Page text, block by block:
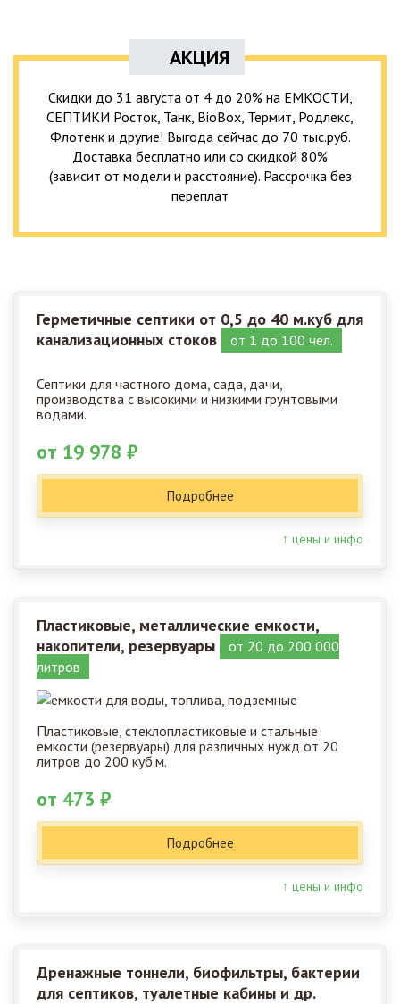
АКЦИЯ
Скидки до 31 августа от 4 до 20% на ЕМКОСТИ,
СЕПТИКИ Росток, Танк, BioBox, Термит, Родлекс,
Флотенк и другие! Выгода сейчас до 70 тыс.руб.
Доставка бесплатно или со скидкой 80%
(зависит от модели и расстояние). Рассрочка без
переплат
Герметичные септики от 0,5 до 40 м.куб для
канализационных стоков
от 1 до 100 чел.
Септики для частного дома, сада, дачи,
производства с высокими и низкими грунтовыми
водами.
от 19 978 ₽
Подробнее
↑ цены и инфо
Пластиковые, металлические емкости,
накопители, резервуары
от 20 до 200 000
литров
Пластиковые, стеклопластиковые и стальные
емкости (резервуары) для различных нужд от 20
литров до 200 куб.м.
от 473 ₽
Подробнее
↑ цены и инфо
Дренажные тоннели, биофильтры, бактерии
для септиков, туалетные кабины и др.